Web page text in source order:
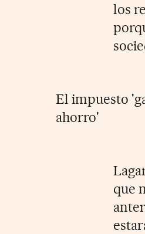
los
El impuesto
ahorro'
que